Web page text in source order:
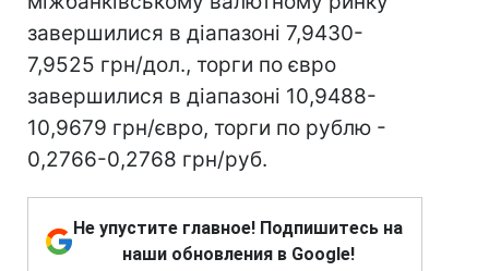
завершилися в діапазоні 7,9430-
7,9525 грн/дол., торги по євро
завершилися в діапазоні 10,9488-
10,9679 грн/євро, торги по рублю -
0,2766-0,2768 грн/руб.
Не упустите главное! Подпишитесь на
наши обновления в Google!